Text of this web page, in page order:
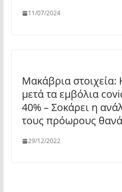
11/07/2024
Μακάβρια στοιχεία:
μετά τα εμβόλια
40% – Σοκάρει η
τους πρόωρους
29/12/2022